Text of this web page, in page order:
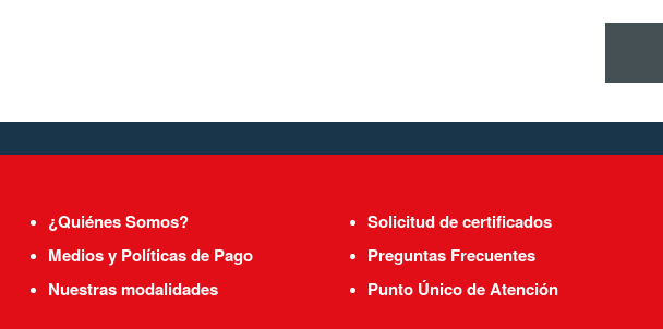
¿Quiénes Somos?
Medios y Políticas de Pago
Nuestras modalidades
Solicitud de certificados
Preguntas Frecuentes
Punto Único de Atención